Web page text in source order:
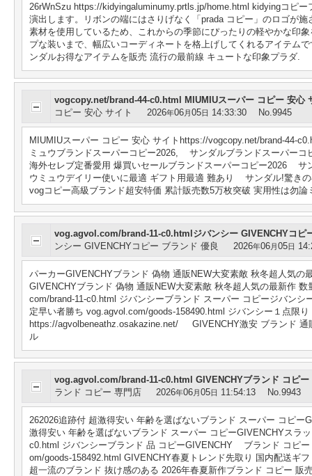
26rWnSzu https://kidyingaluminumy.prtls.jp/home.html kidyingコピ
演出します。リボンの端にはさりげなく「prada コピー」のロゴが
素材を使用しているため、これからの季節にぴったりの軽やかな印
プな装いまで、幅広いコーディネートを格上げしてくれるアイテ
ンダルお得なアイテムを販売 流行の最前線 キュートな印象プラダ.
vogcopy.net/brand-44-c0.html MIUMIUスーパー コピー 安心
コピー 安心 サイト
2026年06月05日 14:33:30 No.9945
MIUMIUスーパー コピー 安心 サイトhttps://vogcopy.net/brand-44-
ミュウブランドスーパーコピー2026, サンダルブランドスーパーコ
海外セレブ定番愛用 爆買いセールブランドスーパーコピー2026 サ
ウミュウデイリー使いに最適 ギフト用最適 難あり サンダル!驚き
vogコピー高級ブランド超安特価 累計販売数5万枚突破 実用性は勿
vog.agvol.com/brand-11-c0.htmlジバンシー GIVENCHYコピ
ンシー GIVENCHYコピー ブランド 優良
2026年06月05日
パーカーGIVENCHYブランド 偽物 通販NEW大変素敵 秋冬超人気
GIVENCHYブランド 偽物 通販NEW大変素敵 秋冬超人気の最新作
com/brand-11-c0.html ジバンシーブランド スーパー コピージバン
定早い者勝ち vog.agvol.com/goods-158490.html ジバンシー１点限
https://agvolbeneathz.osakazine.net/ GIVENCHY激安 ブランド 通
ル
vog.agvol.com/brand-11-c0.html GIVENCHYブランド コピー
ランド コピー 専門店
2026年06月05日 11:54:13 No.9943
262026追跡付 超激得安い 年齢を選ばないブランド スーパー コピ
激得安い 年齢を選ばないブランド スーパー コピーGIVENCHYスラ
c0.html ジバンシーブランド 品 コピーGIVENCHY ブランド コピ
om/goods-158492.html GIVENCHY春夏トレンド先取り 国内配送
超一流のブランド 抜け感のある 2026年春夏新作ブランド コピー